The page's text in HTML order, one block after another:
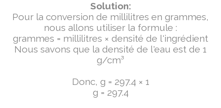
Solution:
Pour la conversion de millilitres en grammes,
nous allons utiliser la formule :
grammes = millilitres × densité de l'ingrédient
Nous savons que la densité de l'eau est de 1
g/cm³
Donc, g = 297.4 × 1
g = 297.4